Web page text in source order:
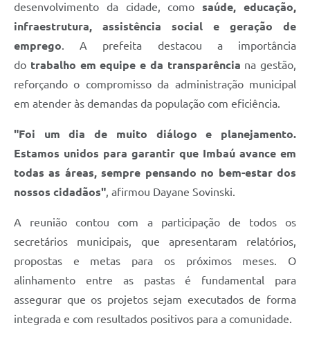
desenvolvimento da cidade, comosaúde, educação,
infraestrutura, assistência social e geração de
emprego. A prefeita destacou a importância
do trabalho em equipe e da transparência na gestão,
reforçando o compromisso da administração municipal
em atender às demandas da população com eficiência.
"Foi um dia de muito diálogo e planejamento.
Estamos unidos para garantir que Imbaú avance em
todas as áreas, sempre pensando no bem-estar dos
nossos cidadãos", afirmou Dayane Sovinski.
A reunião contou com a participação de todos os
secretários municipais, que apresentaram relatórios,
propostas e metas para os próximos meses. O
alinhamento entre as pastas é fundamental para
assegurar que os projetos sejam executados de forma
integrada e com resultados positivos para a comunidade.